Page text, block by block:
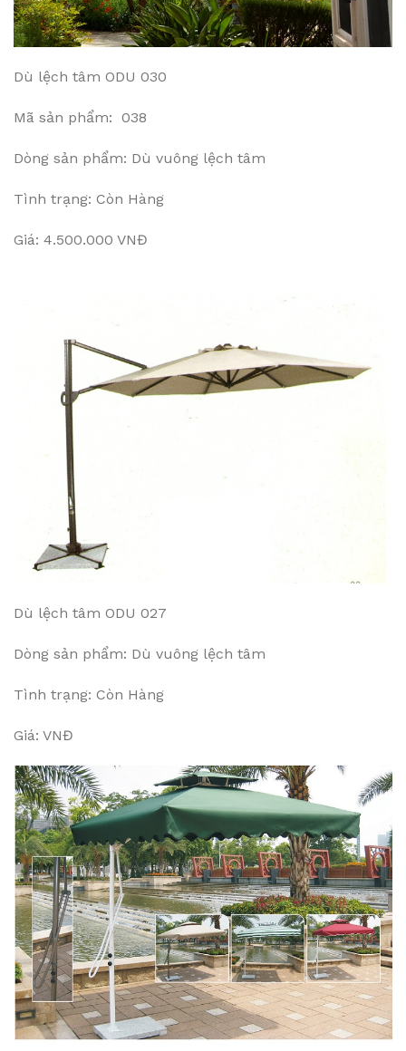
Dù lệch tâm ODU 030
Mã sản phẩm: 038
Dòng sản phẩm: Dù vuông lệch tâm
Tình trạng: Còn Hàng
Giá: 4.500.000 VNĐ
Dù lệch tâm ODU 027
Dòng sản phẩm: Dù vuông lệch tâm
Tình trạng: Còn Hàng
Giá: VNĐ